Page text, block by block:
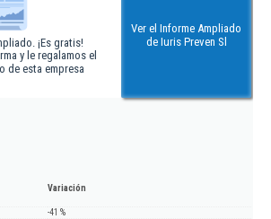
¡Es gratis!
y le regalamos el
de esta empresa
Ver el Informe Ampliado
de Iuris Preven Sl
Variación
-41 %